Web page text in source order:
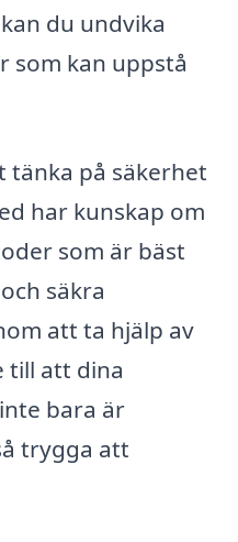
du undvika
som kan uppstå
tänka på säkerhet
har kunskap om
som är bäst
säkra
att ta hjälp av
till att dina
bara är
trygga att